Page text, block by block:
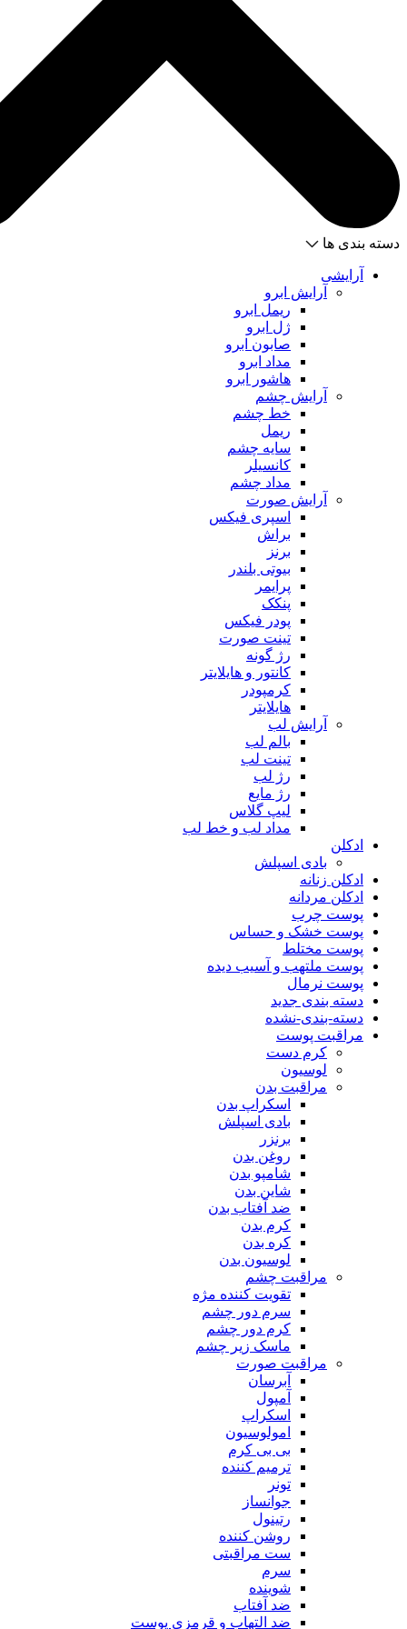
دسته بندی ها
آرایشی
آرایش ابرو
ریمل ابرو
ژل ابرو
صابون ابرو
مداد ابرو
هاشور ابرو
آرایش چشم
خط چشم
ریمل
سایه چشم
کانسیلر
مداد چشم
آرایش صورت
اسپری فیکس
براش
برنز
بیوتی بلندر
پرایمر
پنکک
پودر فیکس
تینت صورت
رژ گونه
کانتور و هایلایتر
کرمپودر
هایلایتر
آرایش لب
بالم لب
تینت لب
رژ لب
رژ مایع
لیپ گلاس
مداد لب و خط لب
ادکلن
بادی اسپلش
ادکلن زنانه
ادکلن مردانه
پوست چرب
پوست خشک و حساس
پوست مختلط
پوست ملتهب و آسیب دیده
پوست نرمال
دسته بندی جدید
دسته-بندی-نشده
مراقبت پوست
کرم دست
لوسیون
مراقبت بدن
اسکراپ بدن
بادی اسپلش
برنزر
روغن بدن
شامپو بدن
شاین بدن
ضد آفتاب بدن
کرم بدن
کره بدن
لوسیون بدن
مراقبت چشم
تقویت کننده مژه
سرم دور چشم
کرم دور چشم
ماسک زیر چشم
مراقبت صورت
آبرسان
آمپول
اسکراپ
امولوسیون
بی بی کرم
ترمیم کننده
تونر
جوانساز
رتینول
روشن کننده
ست مراقبتی
سرم
شوینده
ضد آفتاب
ضد التهاب و قرمزی پوست